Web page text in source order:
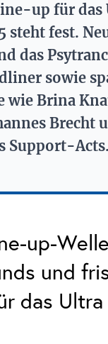
up für das
steht fest.
das
sowie
wie Brina
Brecht
Support-Acts.
up-
und
das Ultra